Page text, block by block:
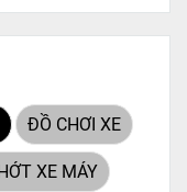
ĐỒ CHƠI XE
XE MÁY